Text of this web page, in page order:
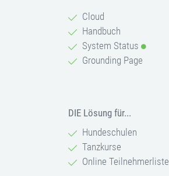
Cloud
Handbuch
System Status
Grounding Page
DIE Lösung für...
Hundeschulen
Tanzkurse
Online Teilnehmerliste